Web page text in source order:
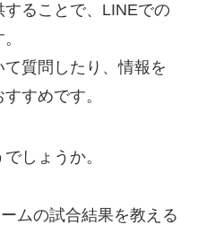
ることで、LINEでの
質問したり、情報を
すめです。
しょうか。
ムの試合結果を教える